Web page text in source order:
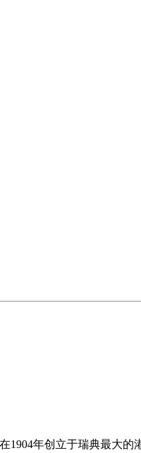
年创立于瑞典最大的